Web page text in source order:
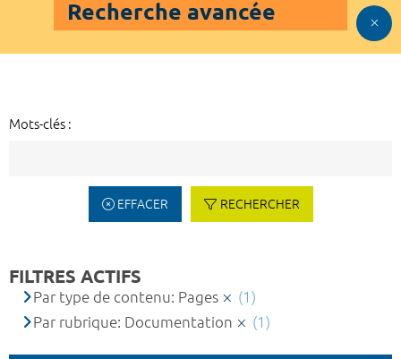
Recherche avancée
Mots-clés :
EFFACER RECHERCHER
FILTRES ACTIFS
Par type de contenu: Pages
(1)
Par rubrique: Documentation
(1)